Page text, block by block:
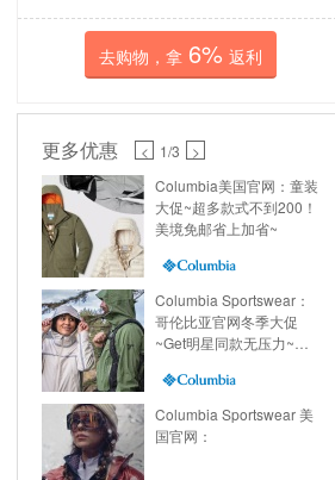
去购物，拿 6% 返利
更多优惠 < 1/3
>
Columbia美国官网：童装
大促~超多款式不到200！
美境免邮省上加省~
Columbia Sportswear：
哥伦比亚官网冬季大促
~Get明星同款无压力~满
Columbia Sportswear 美
国官网：